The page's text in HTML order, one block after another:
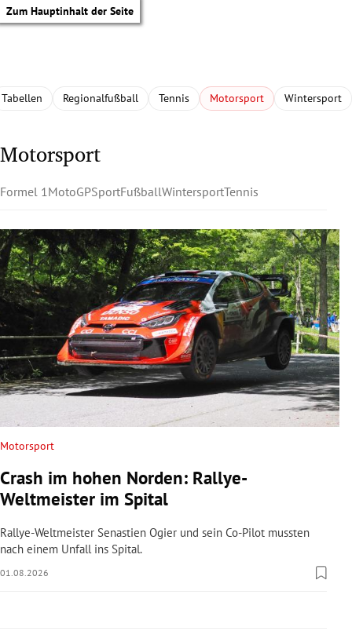
Zum Hauptinhalt der Seite
Untermenü
Untermenü
Untermenü
Untermenü
Untermenü
Tabellen Regionalfußball Tennis Motorsport Wintersport
Motorsport
Formel 1 MotoGPSportFußballWintersportTennis
Motorsport
Crash im hohen Norden: Rallye-
Weltmeister im Spital
Rallye-Weltmeister Senastien Ogier und sein Co-Pilot mussten
nach einem Unfall ins Spital.
01.08.2026